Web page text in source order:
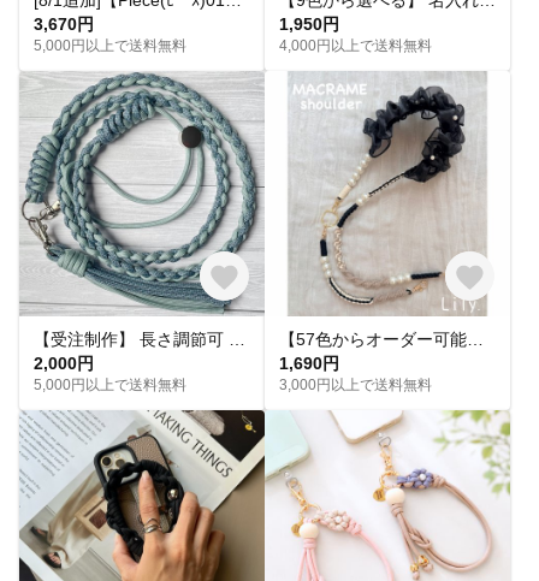
3,670円
5,000円以上で送料無料
1,950円
4,000円以上で送料無料
2,000円
5,000円以上で送料無料
1,690円
3,000円以上で送料無料